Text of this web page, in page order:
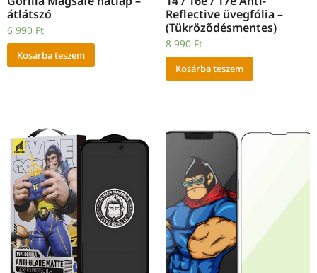
átlátszó
6 990 Ft
Kosárba teszem
Reflective üvegfólia –
(Tükröződésmentes)
8 990 Ft
Kosárba teszem